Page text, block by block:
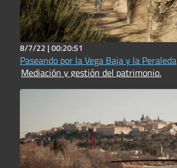
8/7/22 |00:20:51
Paseando por la Vega Baja y la Peraleda
Mediación y gestión del patrimonio.